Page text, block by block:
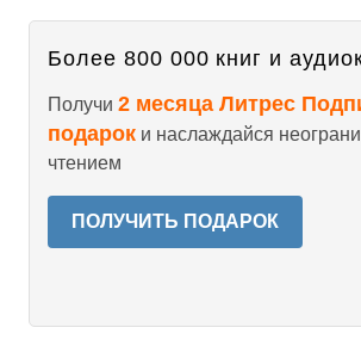
Более 800 000 книг и
Получи 2 месяца Литрес
подарок и наслаждайся
чтением
ПОЛУЧИТЬ ПОДАРОК